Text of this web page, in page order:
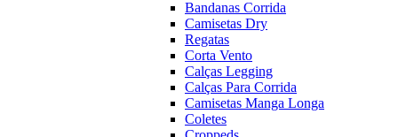
Bandanas Corrida
Camisetas Dry
Regatas
Corta Vento
Calças Legging
Calças Para Corrida
Camisetas Manga Longa
Coletes